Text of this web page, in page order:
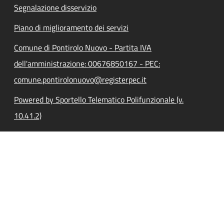
Segnalazione disservizio
Piano di miglioramento dei servizi
Comune di Pontirolo Nuovo - Partita IVA
dell'amministrazione: 00676850167 - PEC:
comune.pontirolonuovo@registerpec.it
Powered by Sportello Telematico Polifunzionale (v.
10.41.2)